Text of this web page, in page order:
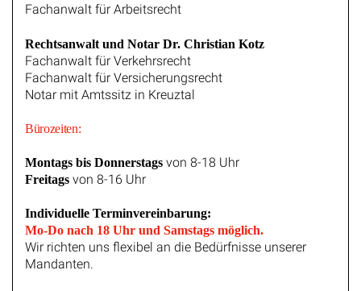
Fachanwalt für Arbeitsrecht
Rechtsanwalt und Notar Dr. Christian Kotz
Fachanwalt für Verkehrsrecht
Fachanwalt für Versicherungsrecht
Notar mit Amtssitz in Kreuztal
Bürozeiten:
Montags bis Donnerstags von 8-18 Uhr
Freitags von 8-16 Uhr
Individuelle Terminvereinbarung:
Mo-Do nach 18 Uhr und Samstags möglich.
Wir richten uns flexibel an die Bedürfnisse unserer
Mandanten.